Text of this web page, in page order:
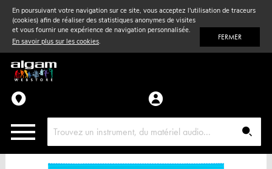
En poursuivant votre navigation sur ce site, vous acceptez l'utilisation de traceurs
(cookies) afin de réaliser des statistiques anonymes de visites
et vous fournir une expérience de navigation personnalisée.
En savoir plus sur les cookies. FERMER
Vent& Violon
Accessoires
Pièces détachées